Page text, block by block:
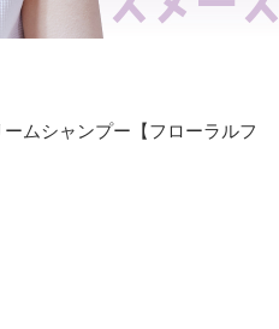
ムシャンプー【フローラルフ